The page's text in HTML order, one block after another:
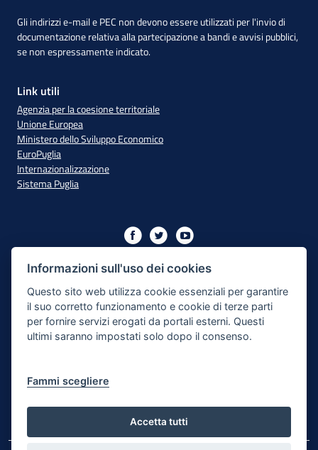
Gli indirizzi e-mail e PEC non devono essere utilizzati per l'invio di
documentazione relativa alla partecipazione a bandi e avvisi pubblici,
se non espressamente indicato.
Link utili
Agenzia per la coesione territoriale
Unione Europea
Ministero dello Sviluppo Economico
EuroPuglia
Internazionalizzazione
Sistema Puglia
XIII
Dichiarazione di Accessibilità
Note Legali
Informazioni sull'uso dei cookies
Questo sito web utilizza cookie essenziali per garantire
il suo corretto funzionamento e cookie di terze parti
per fornire servizi erogati da portali esterni. Questi
ultimi saranno impostati solo dopo il consenso.
Fammi scegliere
Accetta tutti